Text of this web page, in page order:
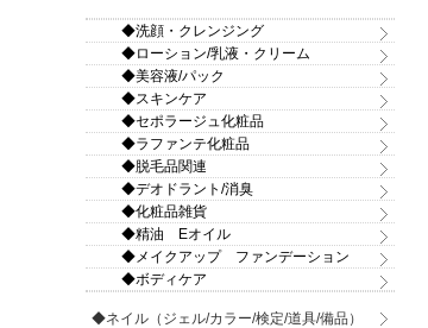
◆洗顔・クレンジング
◆ローション/乳液・クリーム
◆美容液/パック
◆スキンケア
◆セポラージュ化粧品
◆ラファンテ化粧品
◆脱毛品関連
◆デオドラント/消臭
◆化粧品雑貨
◆精油 Eオイル
◆メイクアップ ファンデーション
◆ボディケア
◆ネイル（ジェル/カラー/検定/道具/備品）